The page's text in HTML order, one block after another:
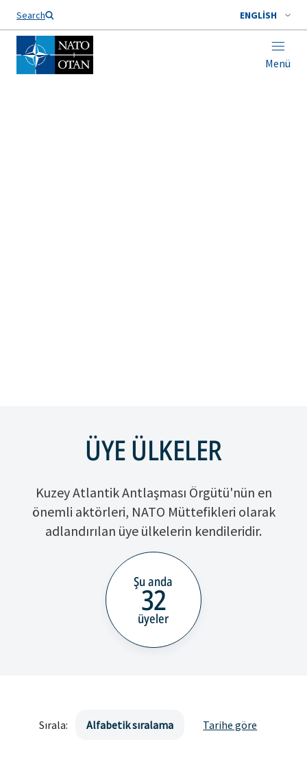
Search ENGLISH
Menü
ÜYE ÜLKELER
Kuzey Atlantik Antlaşması Örgütü'nün en
önemli aktörleri, NATO Müttefikleri olarak
adlandırılan üye ülkelerin kendileridir.
Şu anda
32
üyeler
Sırala: Alfabetik sıralama Tarihe göre